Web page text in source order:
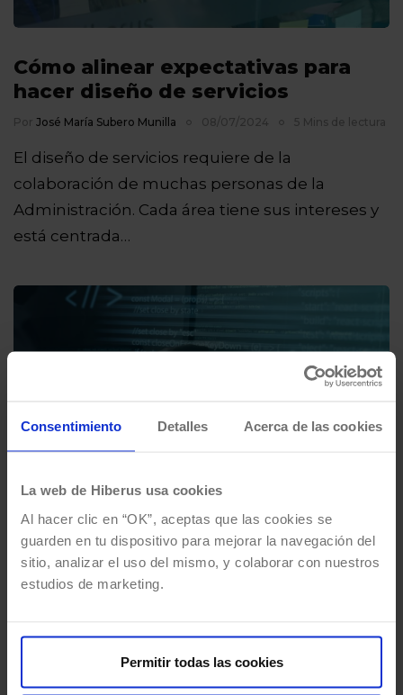
Consentimiento Detalles Acerca de las cookies
La web de Hiberus usa cookies
Al hacer clic en “OK”, aceptas que las cookies se
guarden en tu dispositivo para mejorar la navegación del
sitio, analizar el uso del mismo, y colaborar con nuestros
estudios de marketing.
Permitir todas las cookies
Cómo alinear expectativas para
hacer diseño de servicios
Por José María Subero Munilla 08/07/2024 5 Mins de lectura
El diseño de servicios requiere de la
colaboración de muchas personas de la
Administración. Cada área tiene sus intereses y
está centrada…
Automatización de tareas con Gulp
y NPM
En este artículo vamos a ver qué es Gulp, cómo
añadirlo a nuestro workflow, cuáles son los